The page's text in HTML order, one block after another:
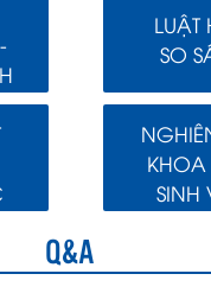
LUẬT
SO
SINH
Q&A